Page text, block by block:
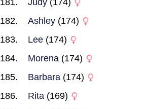
Judy (174)
Ashley (174)
Lee (174)
Morena (174)
Barbara (174)
Rita (169)